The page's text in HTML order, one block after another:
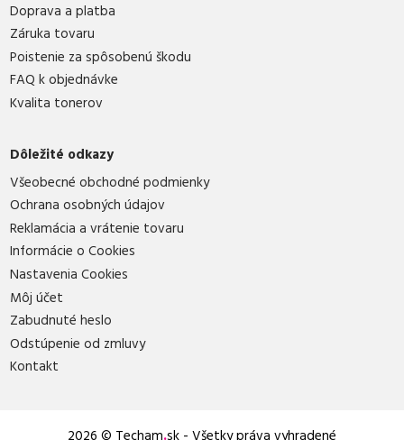
Doprava a platba
Záruka tovaru
Poistenie za spôsobenú škodu
FAQ k objednávke
Kvalita tonerov
Dôležité odkazy
Všeobecné obchodné podmienky
Ochrana osobných údajov
Reklamácia a vrátenie tovaru
Informácie o Cookies
Nastavenia Cookies
Môj účet
Zabudnuté heslo
Odstúpenie od zmluvy
Kontakt
2026 © Techam.sk - Všetky práva vyhradené